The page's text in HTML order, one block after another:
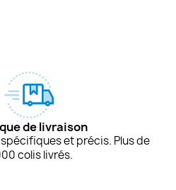
de livraison
et précis. Plus de
colis livrés.